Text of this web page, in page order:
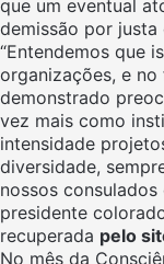
que um eventual
demissão por justa
“Entendemos que
organizações, e
demonstrado
vez mais como
intensidade
diversidade,
nossos
presidente
recuperada pelo
No mês da